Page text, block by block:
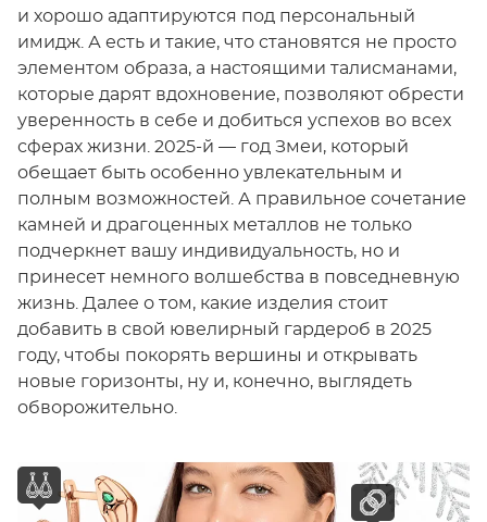
и хорошо адаптируются под персональный
имидж. А есть и такие, что становятся не просто
элементом образа, а настоящими талисманами,
которые дарят вдохновение, позволяют обрести
уверенность в себе и добиться успехов во всех
сферах жизни. 2025-й — год Змеи, который
обещает быть особенно увлекательным и
полным возможностей. А правильное сочетание
камней и драгоценных металлов не только
подчеркнет вашу индивидуальность, но и
принесет немного волшебства в повседневную
жизнь. Далее о том, какие изделия стоит
добавить в свой ювелирный гардероб в 2025
году, чтобы покорять вершины и открывать
новые горизонты, ну и, конечно, выглядеть
обворожительно.